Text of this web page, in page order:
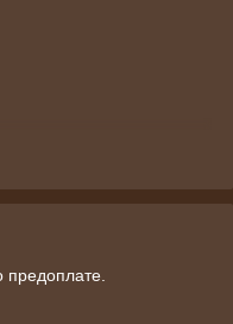
предоплате.